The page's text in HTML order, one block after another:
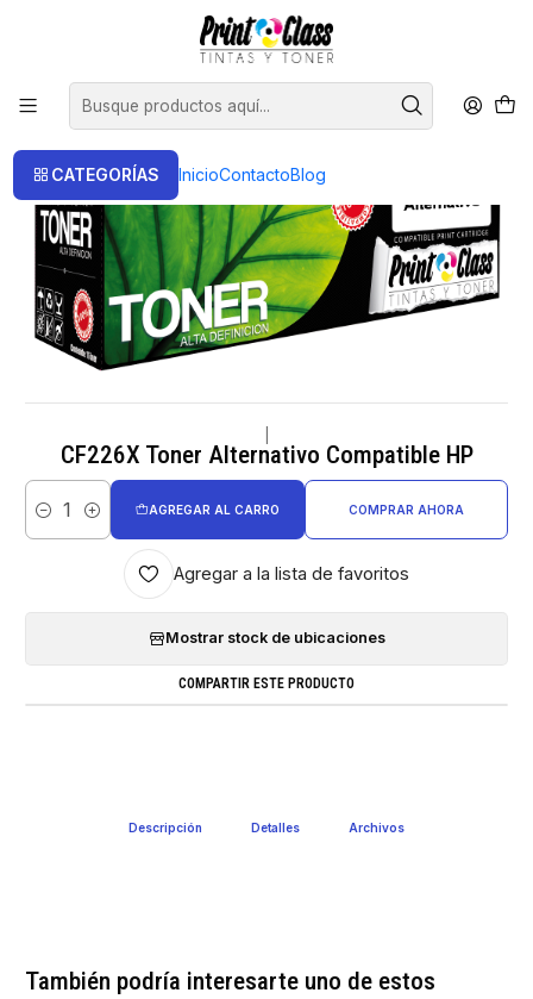
CATEGORÍAS InicioContactoBlog
📦 Envío Gratis compras sobre $120.000
Toner Toner Alternativos
CF226X Toner Alternativo Compatible HP
CF226X Toner Alternativo Compatible HP
Cantidad
AGREGAR AL CARRO COMPRAR AHORA
Agregar a la lista de favoritos
Mostrar stock de ubicaciones
COMPARTIR ESTE PRODUCTO
Descripción Detalles Archivos
También podría interesarte uno de estos